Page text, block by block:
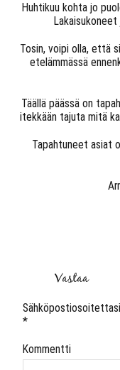
Huhtikuu kohta jo
Tosin, voipi olla, että
etelämmässä
Täällä päässä on
itekkään tajuta mitä
Tapahtuneet asiat
Vastaa
*
Kommentti